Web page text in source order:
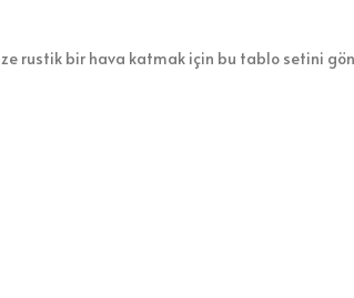
rustik bir hava katmak için bu tablo setini